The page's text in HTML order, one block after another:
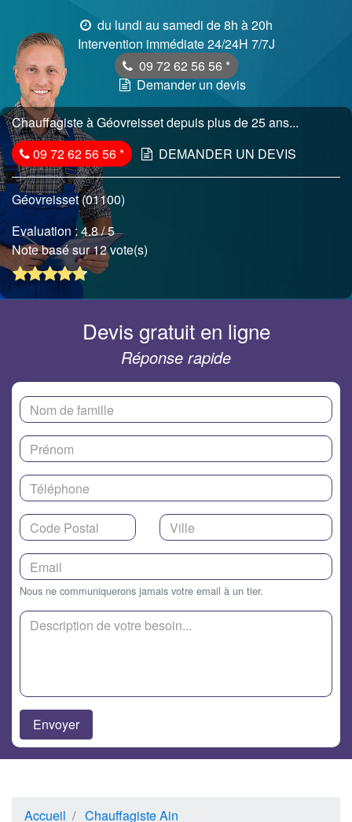
du lundi au samedi de 8h à 20h
Intervention immédiate 24/24H 7/7J
09 72 62 56 56 *
Demander un devis
Chauffagiste à Géovreisset depuis plus de 25 ans...
09 72 62 56 56* DEMANDER UN DEVIS
Géovreisset (01100)
Evaluation :4.8/ 5
Note basé sur 12 vote(s)
Devis gratuit en ligne
Réponse rapide
Nous ne communiquerons jamais votre email à un tier.
Accueil
Chauffagiste Ain